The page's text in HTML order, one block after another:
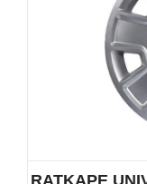
RATKAPE